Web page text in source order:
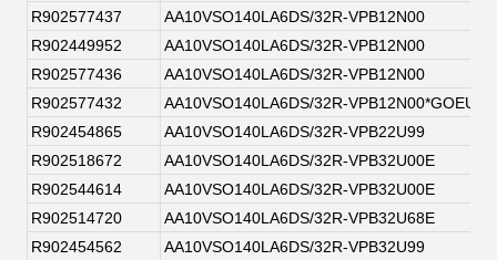
R902577437
AA10VSO140LA6DS/32R-VPB12N00
R902449952
AA10VSO140LA6DS/32R-VPB12N00
R902577436
AA10VSO140LA6DS/32R-VPB12N00
R902577432
AA10VSO140LA6DS/32R-VPB12N00*GOEU*
R902454865
AA10VSO140LA6DS/32R-VPB22U99
R902518672
AA10VSO140LA6DS/32R-VPB32U00E
R902544614
AA10VSO140LA6DS/32R-VPB32U00E
R902514720
AA10VSO140LA6DS/32R-VPB32U68E
R902454562
AA10VSO140LA6DS/32R-VPB32U99